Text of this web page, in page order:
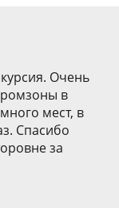
Очень
в
мест, в
Спасибо
за